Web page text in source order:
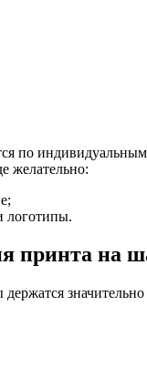
по
желательно:
логотипы.
принта на